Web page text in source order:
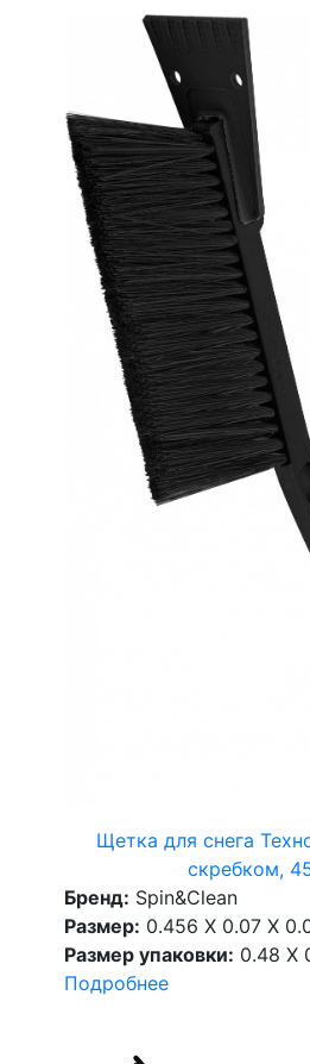
Щетка для снега
скребком,
Бренд: Spin&Clean
Размер: 0.456 X 0.07 X
Размер упаковки: 0.48 X
Подробнее